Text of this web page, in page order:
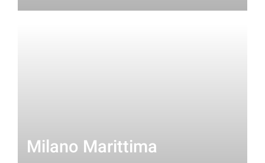
Milano Marittima